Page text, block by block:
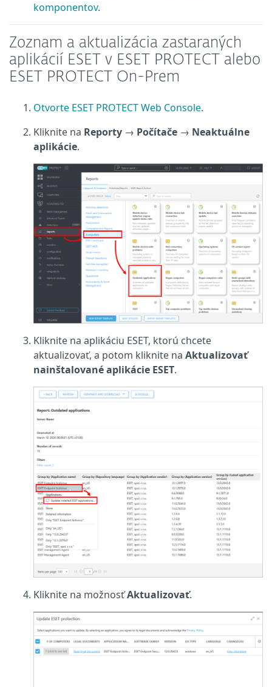
komponentov.
Zoznam a aktualizácia zastaraných
aplikácií ESET v ESET PROTECT alebo
ESET PROTECT On-Prem
Otvorte ESET PROTECT Web Console.
Kliknite na Reporty → Počítače → Neaktuálne
aplikácie.
Kliknite na aplikáciu ESET, ktorú chcete
aktualizovať, a potom kliknite na Aktualizovať
nainštalované aplikácie ESET.
Kliknite na možnosťAktualizovať.